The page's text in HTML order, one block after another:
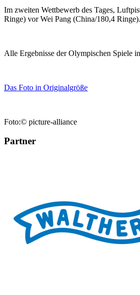
Im zweiten Wettbewerb des Tages,
Ringe) vor Wei Pang (China/180,4 Ringe).
Alle Ergebnisse der Olympischen Spiele
Das Foto in Originalgröße
Foto:© picture-alliance
Partner